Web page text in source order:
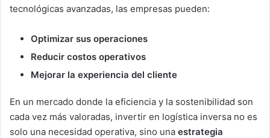
tecnológicas avanzadas, las empresas pueden:
Optimizar sus operaciones
Reducir costos operativos
Mejorar la experiencia del cliente
En un mercado donde la eficiencia y la sostenibilidad son
cada vez más valoradas, invertir en logística inversa no es
solo una necesidad operativa, sino una estrategia